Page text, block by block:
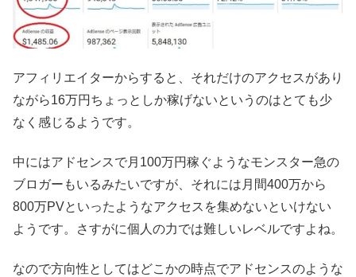
アフィリエイターからすると、それだけのアクセスがあり
ながら16万円ちょっとしか稼げないというのはとても少
なく感じるようです。
中にはアドセンスで月100万円稼ぐようなモンスター急の
ブロガーもいるみたいですが、それには月間400万から
800万PVといったようなアクセスを集めないといけない
ようです。さすがに個人の力では難しいレベルですよね。
なので方向性としてはどこかの時点でアドセンスのような